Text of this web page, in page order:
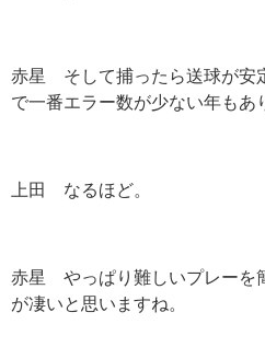
赤星 そして捕ったら送球が安
で一番エラー数が少ない年もあ
上田 なるほど。
赤星 やっぱり難しいプレーを
が凄いと思いますね。